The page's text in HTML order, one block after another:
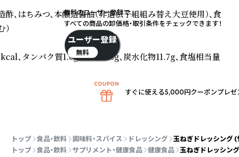
酢、はちみつ、本醸造醤油（非遺伝子組組み替え大豆使用）、食
、タンパク質1.0g、脂質16.3g、炭水化物11.7g、食塩相当量
トップ 食品・飲料 調味料・スパイス ドレッシング
玉ねぎドレッシング
トップ
食品・飲料 サプリメント・健康食品 健康食品 玉ねぎドレッシン
無料のユーザー登録で
すべての商品の卸価格・取引条件をチェックできます！
ユーザー登録
無料
すぐに使える5,000円クーポンプレゼ